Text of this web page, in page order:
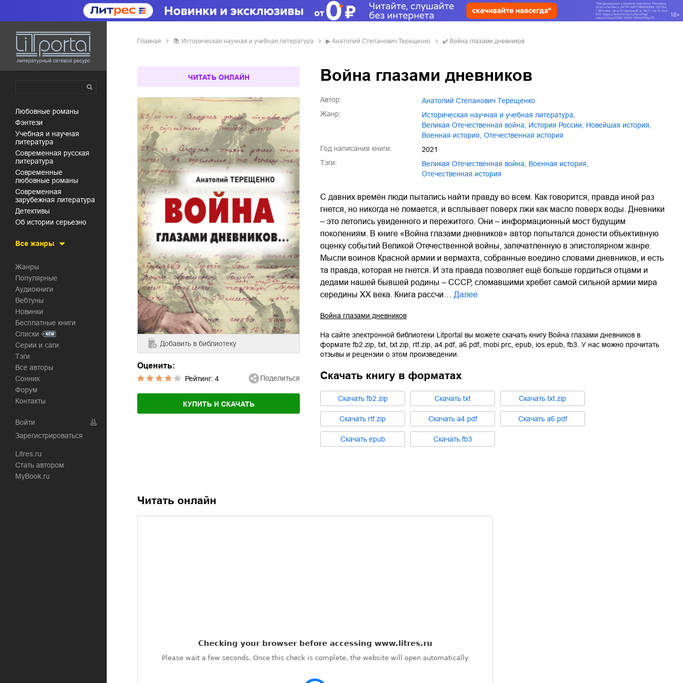
любовные романы
фэнтези
учебная и научная
литература
современная русская
литература
современные
любовные романы
современная
зарубежная литература
детективы
об истории серьезно
Все жанры
Жанры
Популярные
Аудиокниги
Вебтуны
Новинки
Бесплатные книги
Списки
Серии и саги
Тэги
Все авторы
Сонник
Форум
Контакты
Войти
Зарегистрироваться
Litres.ru
Стать автором
MyBook.ru
Главная 📚 историческая научная и учебная литература ▶ Анатолий Степанович Терещенко ✔️ Война глазами дневников
ЧИТАТЬ ОНЛАЙН
Добавить в библиотеку
Оценить:
Рейтинг: 4 Поделиться
КУПИТЬ И СКАЧАТЬ
Война глазами дневников
Автор:
Анатолий Степанович Терещенко
Жанр:
историческая научная и учебная литература
Великая Отечественная война
история России новейшая история
военная история
отечественная история
Год написания книги:
2021
Тэги:
Великая Отечественная война военная история
отечественная история
C давних времён люди пытались найти правду во всем. Как говорится, правда иной раз
гнется, но никогда не ломается, и всплывает поверх лжи как масло поверх воды. Дневники
– это летопись увиденного и пережитого. Они – информационный мост будущим
поколениям. В книге «Война глазами дневников» автор попытался донести объективную
оценку событий Великой Отечественной войны, запечатленную в эпистолярном жанре.
Мысли воинов Красной армии и вермахта, собранные воедино словами дневников, и есть
та правда, которая не гнется. И эта правда позволяет ещё больше гордиться отцами и
дедами нашей бывшей родины – СССР, сломавшими хребет самой сильной армии мира
середины ХХ века. Книга рассчи…
Далее
Война глазами дневников
На сайте электронной библиотеки Litportal вы можете скачать книгу Война глазами дневников в
формате fb2.zip txt txt.zip rtf.zip a4.pdf, a6.pdf, mobi.prc epub ios.epub fb3 . У нас можно прочитать
отзывы и рецензии о этом произведении.
Скачать книгу в форматах
Cкачать fb2.zip Cкачать txt Cкачать txt.zip
Cкачать rtf.zip Cкачать a4.pdf Cкачать a6.pdf
Cкачать epub Cкачать fb3
Читать онлайн